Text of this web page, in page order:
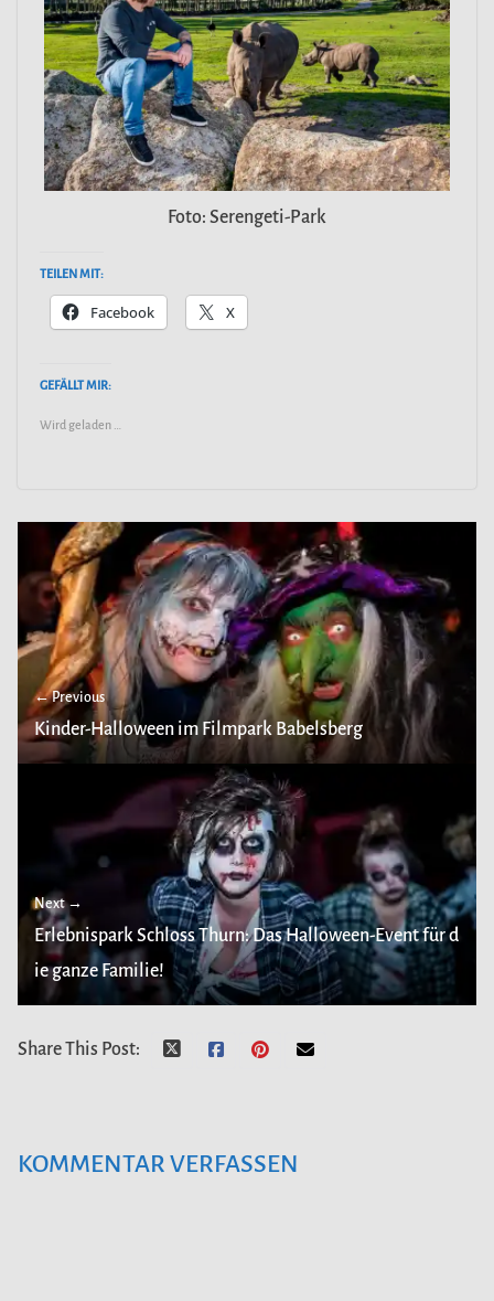
Foto: Serengeti-Park
TEILEN MIT:
Facebook X
GEFÄLLT MIR:
Wird geladen …
← Previous
Kinder-Halloween im Filmpark Babelsberg
Next →
Erlebnispark Schloss Thurn: Das Halloween-Event für d
ie ganze Familie!
Share This Post:
KOMMENTAR VERFASSEN